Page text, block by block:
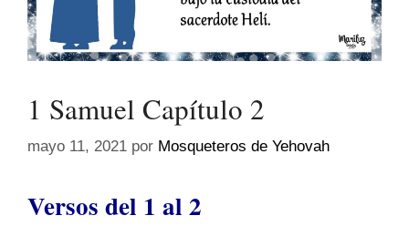
1 Samuel Capítulo 2
mayo 11, 2021 por Mosqueteros de Yehovah
Versos del 1 al 2